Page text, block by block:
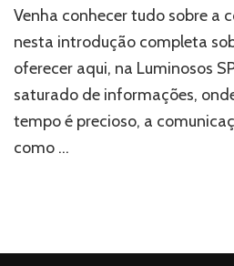
comunicação
o
que
e
por
Venha conhecer tudo sobre a
nesta introdução completa
oferecer aqui, na Luminosos
saturado de informações,
tempo é precioso, a
como …